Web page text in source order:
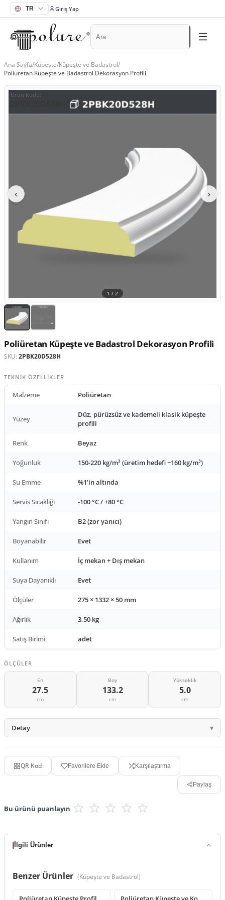
Giriş Yap
Ana Sayfa/Küpeşte/Küpeşte ve Badastrol/
Poliüretan Küpeşte ve Badastrol Dekorasyon Profili
Ürün Kodu:
‹ ›
1 / 2
Poliüretan Küpeşte ve Badastrol Dekorasyon Profili
SKU: 2PBK20D528H
TEKNIK ÖZELLIKLER
Malzeme Poliüretan
Yüzey
Düz, pürüzsüz ve kademeli klasik küpeşte
profili
Renk Beyaz
Yoğunluk 150-220 kg/m³ (üretim hedefi ~160 kg/m³)
Su Emme %1’in altında
Servis Sıcaklığı -100 °C / +80 °C
Yangın Sınıfı B2 (zor yanıcı)
Boyanabilir Evet
Kullanım İç mekan + Dış mekan
Suya Dayanıklı Evet
Ölçüler 275 × 1332 × 50 mm
Ağırlık 3,50 kg
Satış Birimi adet
ÖLÇÜLER
En
27.5
cm
Boy
133.2
cm
Yükseklik
5.0
cm
Detay
QR Kod Favorilere Ekle Karşılaştırma
Paylaş
Bu ürünü puanlayın
İlgili Ürünler
Benzer Ürünler (Küpeşte ve Badastrol)